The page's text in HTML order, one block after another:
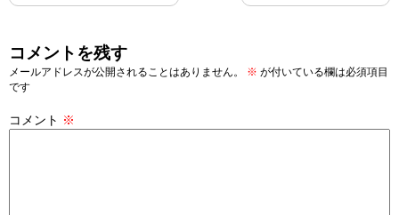
コメントを残す
メールアドレスが公開されることはありません。 ※ が付いている欄は必須項目
です
コメント ※